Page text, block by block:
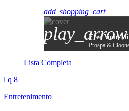
add_shopping_cart
play_arrow
Free Your
Prospa &
Lista Completa
Entretenimento